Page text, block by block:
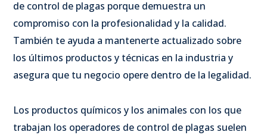
de control de plagas porque demuestra un
compromiso con la profesionalidad y la calidad.
También te ayuda a mantenerte actualizado sobre
los últimos productos y técnicas en la industria y
asegura que tu negocio opere dentro de la legalidad.
Los productos químicos y los animales con los que
trabajan los operadores de control de plagas suelen